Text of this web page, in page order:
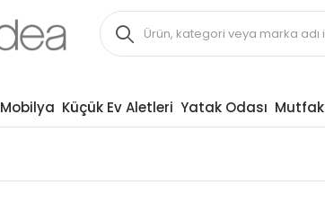
Mobilya Küçük Ev Aletleri Yatak Odası Mutfak